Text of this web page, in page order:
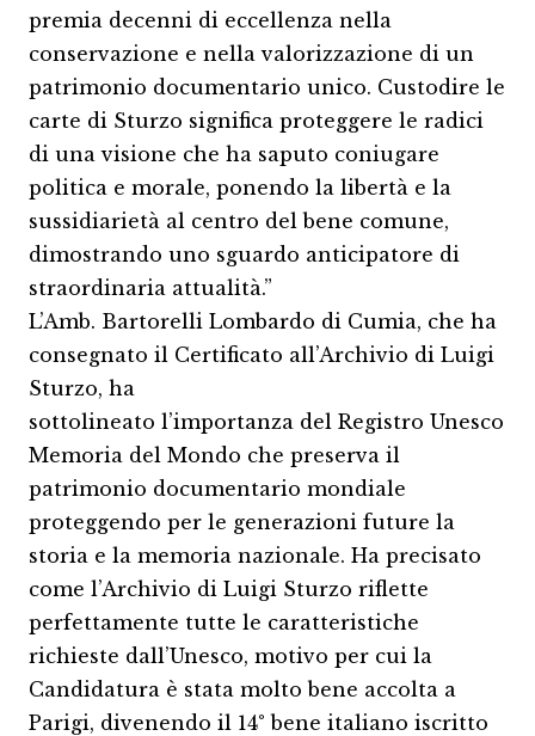
premia decenni di eccellenza nella
conservazione e nella valorizzazione di un
patrimonio documentario unico. Custodire le
carte di Sturzo significa proteggere le radici
di una visione che ha saputo coniugare
politica e morale, ponendo la libertà e la
sussidiarietà al centro del bene comune,
dimostrando uno sguardo anticipatore di
straordinaria attualità.”
L’Amb. Bartorelli Lombardo di Cumia, che ha
consegnato il Certificato all’Archivio di Luigi
Sturzo, ha
sottolineato l’importanza del Registro Unesco
Memoria del Mondo che preserva il
patrimonio documentario mondiale
proteggendo per le generazioni future la
storia e la memoria nazionale. Ha precisato
come l’Archivio di Luigi Sturzo riflette
perfettamente tutte le caratteristiche
richieste dall’Unesco, motivo per cui la
Candidatura è stata molto bene accolta a
Parigi, divenendo il 14° bene italiano iscritto